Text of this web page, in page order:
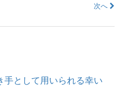
次へ
手として用いられる幸い